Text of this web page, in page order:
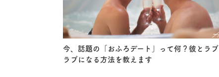
今、話題の「おふろデート」って何？彼とラブ
ラブになる方法を教えます